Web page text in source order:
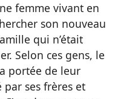
femme vivant en
son nouveau
qui n’était
Selon ces gens, le
portée de leur
ses frères et